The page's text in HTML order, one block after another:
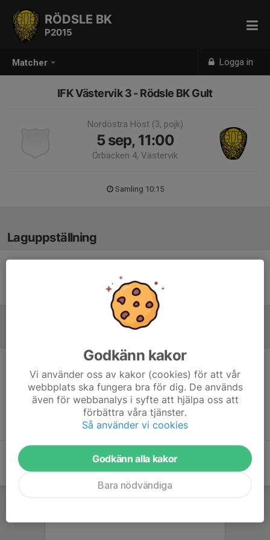
Matcher Logga in
RÖDSLE BK
P2015
IFK Västervik 3 - Rödsle BK Gult
Nordöstra Höst (3, pojk)
5 sep, 11:00
Örbäcken 4, Västervik
Samling 10:15
Laguppställning
Ingen uppställning ifylld
Inget skrivet
Godkänn kakor
Vi använder oss av kakor (cookies) för att vår
webbplats ska fungera bra för dig. De används
även för webbanalys i syfte att hjälpa oss att
förbättra våra tjänster.
Så använder vi cookies
Godkänn alla kakor
Bara nödvändiga